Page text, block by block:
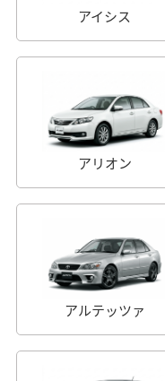
アイシス
アリオン
アルテッツァ